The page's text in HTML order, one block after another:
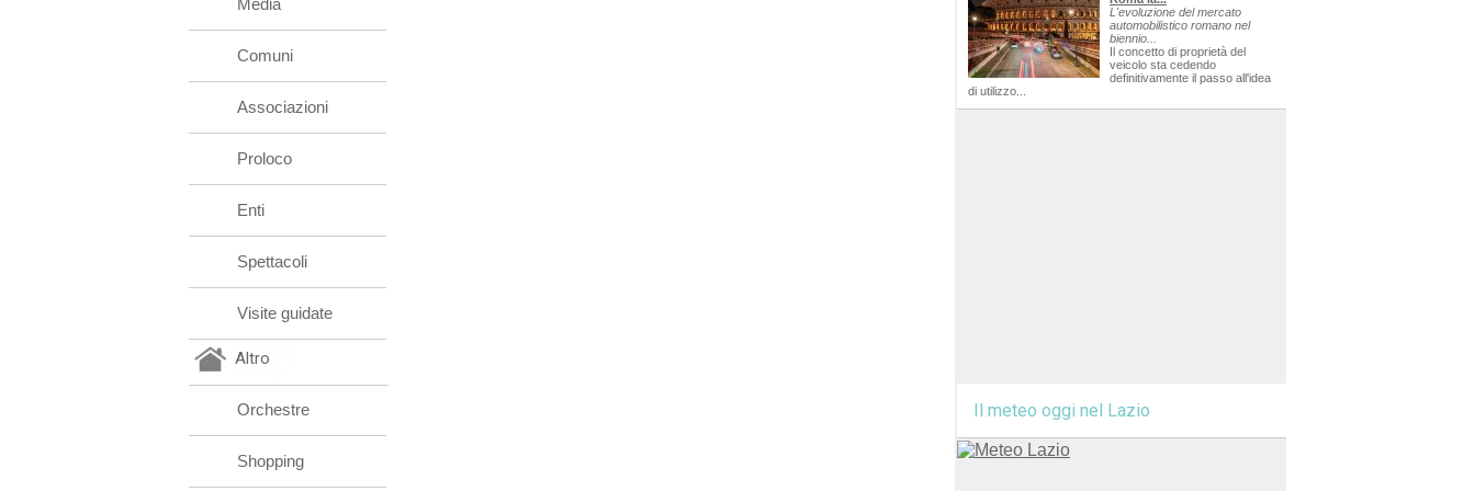
Media
Comuni
Associazioni
Proloco
Enti
Spettacoli
Visite guidate
Altro
Orchestre
Shopping
L'evoluzione del mercato
automobilistico romano nel
biennio...
Il concetto di proprietà del
veicolo sta cedendo
definitivamente il passo all'idea
di utilizzo...
Il meteo oggi nel Lazio